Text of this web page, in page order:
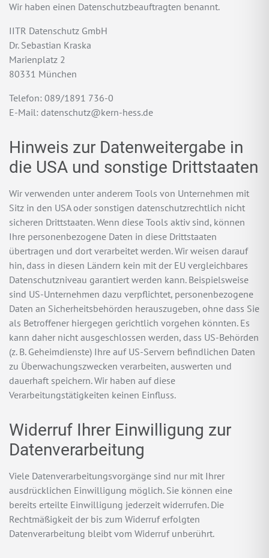
Wir haben einen Datenschutzbeauftragten benannt.
IITR Datenschutz GmbH
Dr. Sebastian Kraska
Marienplatz 2
80331 München
Telefon: 089/1891 736-0
E-Mail: datenschutz@kern-hess.de
Hinweis zur Datenweitergabe in
die USA und sonstige Drittstaaten
Wir verwenden unter anderem Tools von Unternehmen mit
Sitz in den USA oder sonstigen datenschutzrechtlich nicht
sicheren Drittstaaten. Wenn diese Tools aktiv sind, können
Ihre personenbezogene Daten in diese Drittstaaten
übertragen und dort verarbeitet werden. Wir weisen darauf
hin, dass in diesen Ländern kein mit der EU vergleichbares
Datenschutzniveau garantiert werden kann. Beispielsweise
sind US-Unternehmen dazu verpflichtet, personenbezogene
Daten an Sicherheitsbehörden herauszugeben, ohne dass Sie
als Betroffener hiergegen gerichtlich vorgehen könnten. Es
kann daher nicht ausgeschlossen werden, dass US-Behörden
(z. B. Geheimdienste) Ihre auf US-Servern befindlichen Daten
zu Überwachungszwecken verarbeiten, auswerten und
dauerhaft speichern. Wir haben auf diese
Verarbeitungstätigkeiten keinen Einfluss.
Widerruf Ihrer Einwilligung zur
Datenverarbeitung
Viele Datenverarbeitungsvorgänge sind nur mit Ihrer
ausdrücklichen Einwilligung möglich. Sie können eine
bereits erteilte Einwilligung jederzeit widerrufen. Die
Rechtmäßigkeit der bis zum Widerruf erfolgten
Datenverarbeitung bleibt vom Widerruf unberührt.